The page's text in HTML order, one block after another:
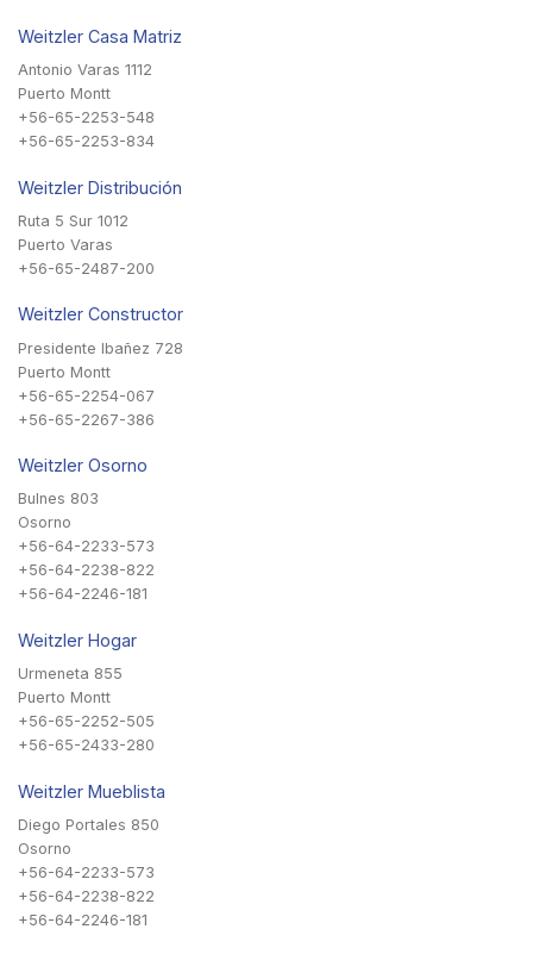
Weitzler Casa Matriz
Antonio Varas 1112
Puerto Montt
+56-65-2253-548
+56-65-2253-834
Weitzler Distribución
Ruta 5 Sur 1012
Puerto Varas
+56-65-2487-200
Weitzler Constructor
Presidente Ibañez 728
Puerto Montt
+56-65-2254-067
+56-65-2267-386
Weitzler Osorno
Bulnes 803
Osorno
+56-64-2233-573
+56-64-2238-822
+56-64-2246-181
Weitzler Hogar
Urmeneta 855
Puerto Montt
+56-65-2252-505
+56-65-2433-280
Weitzler Mueblista
Diego Portales 850
Osorno
+56-64-2233-573
+56-64-2238-822
+56-64-2246-181